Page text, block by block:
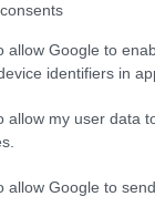
allow Google to
identifiers in
allow my user data
allow Google to
az
Hét
a Dolgozói
célja a
világválság
a